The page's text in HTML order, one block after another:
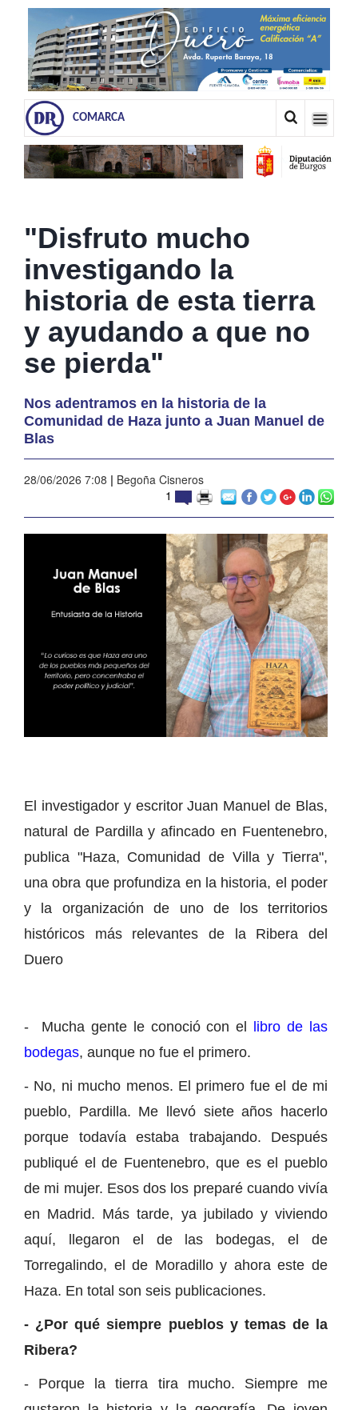
COMARCA
"Disfruto mucho
investigando la
historia de esta tierra
y ayudando a que no
se pierda"
Nos adentramos en la historia de la
Comunidad de Haza junto a Juan Manuel de
Blas
28/06/2026 7:08 | Begoña Cisneros
1
El investigador y escritor Juan Manuel de Blas,
natural de Pardilla y afincado en Fuentenebro,
publica "Haza, Comunidad de Villa y Tierra",
una obra que profundiza en la historia, el poder
y la organización de uno de los territorios
históricos más relevantes de la Ribera del
Duero
- Mucha gente le conoció con el libro de las
bodegas, aunque no fue el primero.
- No, ni mucho menos. El primero fue el de mi
pueblo, Pardilla. Me llevó siete años hacerlo
porque todavía estaba trabajando. Después
publiqué el de Fuentenebro, que es el pueblo
de mi mujer. Esos dos los preparé cuando vivía
en Madrid. Más tarde, ya jubilado y viviendo
aquí, llegaron el de las bodegas, el de
Torregalindo, el de Moradillo y ahora este de
Haza. En total son seis publicaciones.
- ¿Por qué siempre pueblos y temas de la
Ribera?
- Porque la tierra tira mucho. Siempre me